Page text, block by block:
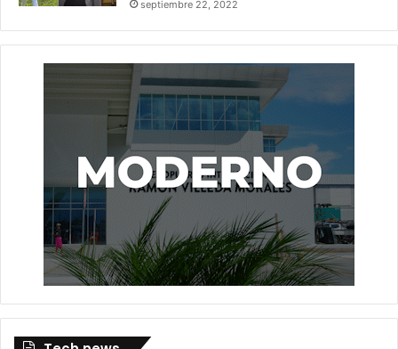
septiembre 22, 2022